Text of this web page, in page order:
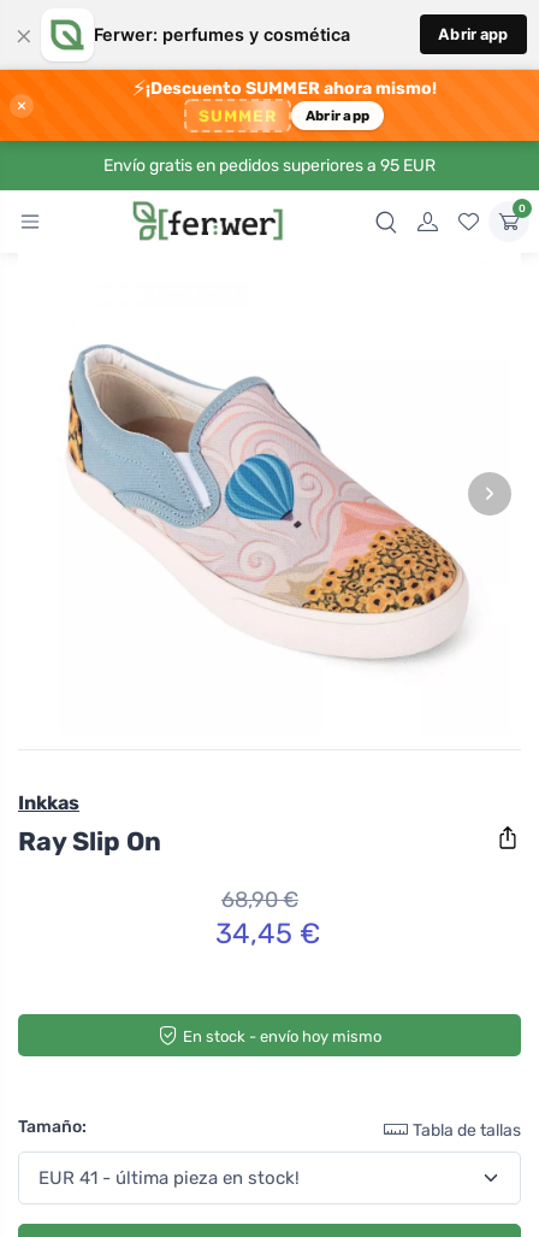
× Ferwer: perfumes y cosmética Abrir app
×
⚡¡Descuento SUMMER ahora mismo!
SUMMER Abrir app
Envío gratis en pedidos superiores a 95 EUR
0
›
Inkkas
Ray Slip On
68,90 €
34,45 €
En stock - envío hoy mismo
Tamaño: Tabla de tallas